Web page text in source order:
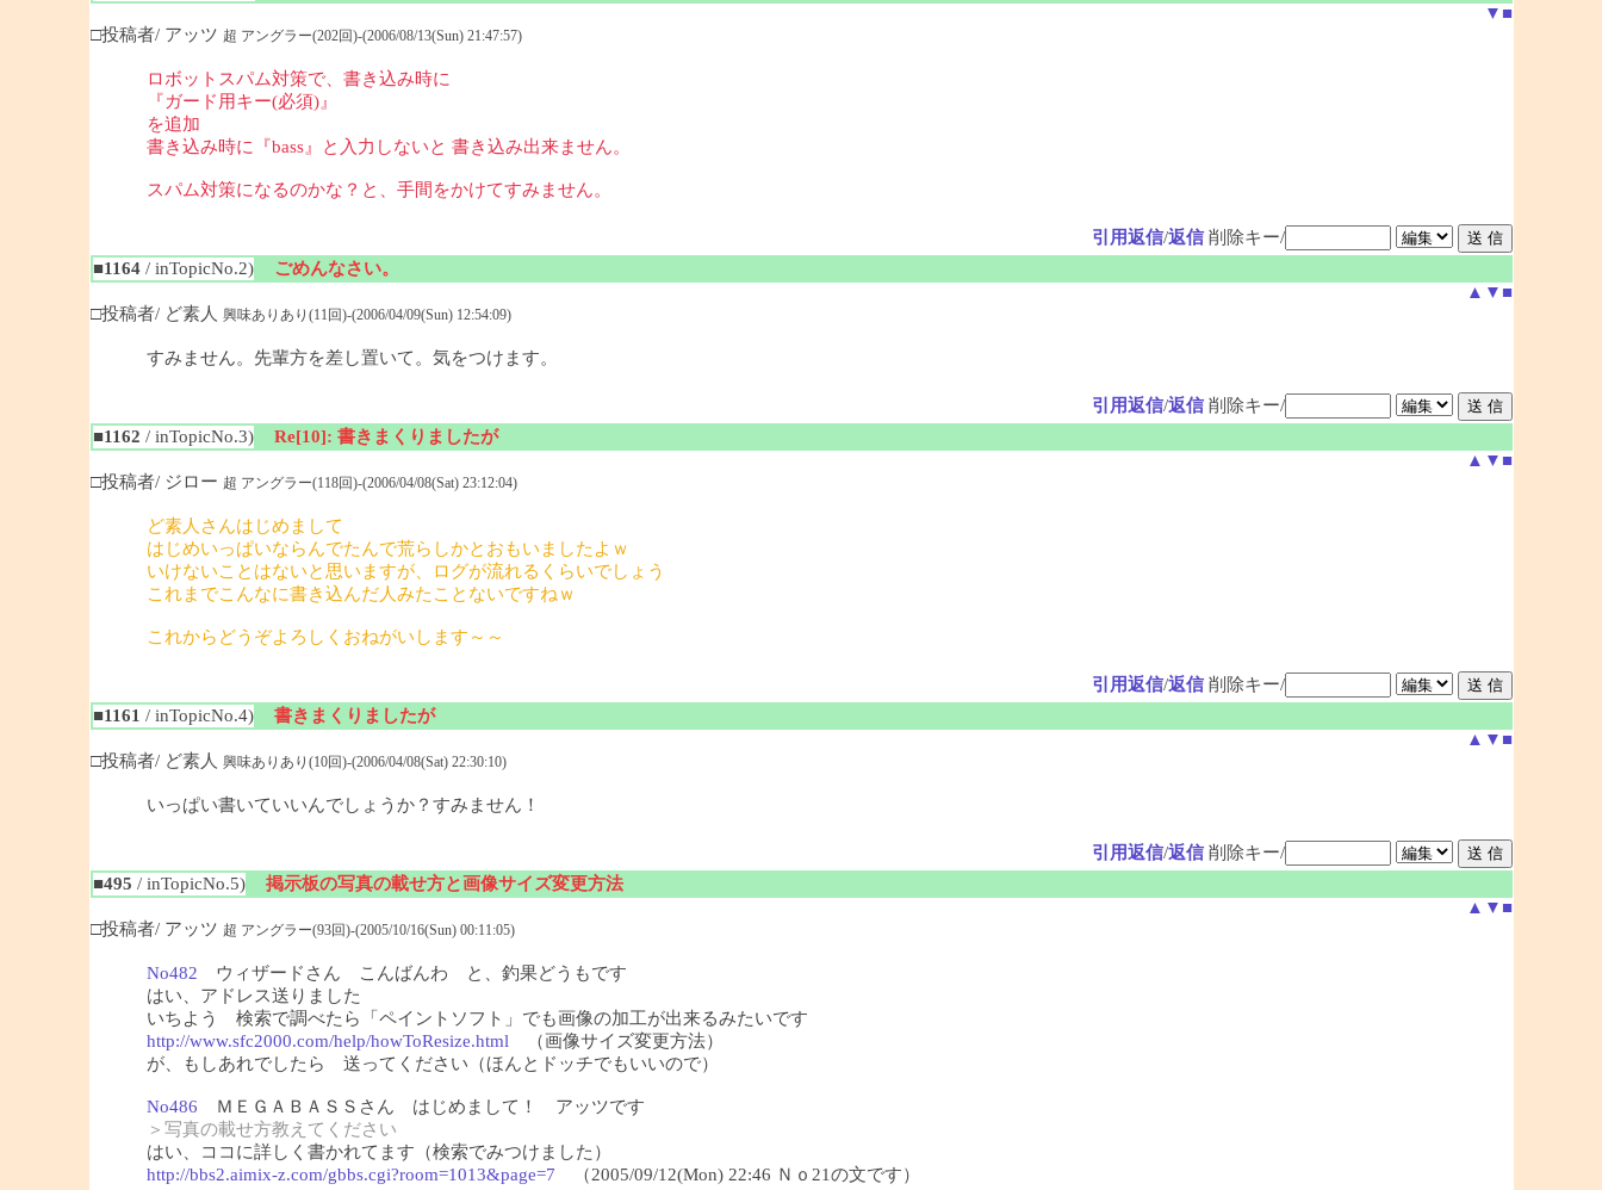
▼ ■
□投稿者/ アッツ 超 アングラー(202回)-(2006/08/13(Sun) 21:47:57)
ロボットスパム対策で、書き込み時に
『ガード用キー(必須)』
を追加
書き込み時に『bass』と入力しないと 書き込み出来ません。
スパム対策になるのかな？と、手間をかけてすみません。
引用返信/返信 削除キー/
■1164/ inTopicNo.2)
ごめんなさい。
▲ ▼ ■
□投稿者/ ど素人 興味ありあり(11回)-(2006/04/09(Sun) 12:54:09)
すみません。先輩方を差し置いて。気をつけます。
引用返信/返信 削除キー/
■1162 / inTopicNo.3)
Re[10]: 書きまくりましたが
▲ ▼ ■
□投稿者/ ジロー 超 アングラー(118回)-(2006/04/08(Sat) 23:12:04)
ど素人さんはじめまして
はじめいっぱいならんでたんで荒らしかとおもいましたよｗ
いけないことはないと思いますが、ログが流れるくらいでしょう
これまでこんなに書き込んだ人みたことないですねｗ
これからどうぞよろしくおねがいします～～
引用返信/返信 削除キー/
■1161 / inTopicNo.4)
書きまくりましたが
▲ ▼ ■
□投稿者/ ど素人 興味ありあり(10回)-(2006/04/08(Sat) 22:30:10)
いっぱい書いていいんでしょうか？すみません！
引用返信/返信 削除キー/
■495 / inTopicNo.5)
掲示板の写真の載せ方と画像サイズ変更方法
▲ ▼ ■
□投稿者/ アッツ 超 アングラー(93回)-(2005/10/16(Sun) 00:11:05)
No482 ウィザードさん こんばんわ と、釣果どうもです
はい、アドレス送りました
いちよう 検索で調べたら「ペイントソフト」でも画像の加工が出来るみたいです
http://www.sfc2000.com/help/howToResize.html （画像サイズ変更方法）
が、もしあれでしたら 送ってください（ほんとドッチでもいいので）
No486 ＭＥＧＡＢＡＳＳさん はじめまして！ アッツです
＞写真の載せ方教えてください
はい、ココに詳しく書かれてます（検索でみつけました）
http://bbs2.aimix-z.com/gbbs.cgi?room=1013&page=7 （2005/09/12(Mon) 22:46 Ｎｏ21の文です）